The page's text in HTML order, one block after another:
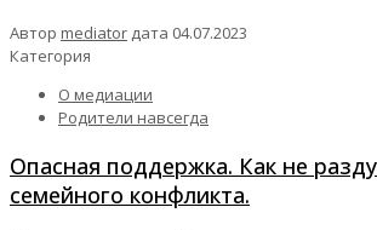
Автор mediator дата 04.07.2023
Категория
О медиации
Родители навсегда
Опасная поддержка. Как не
семейного конфликта.